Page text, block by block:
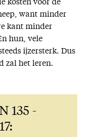
kosten voor de
want minder
kant minder
hun, vele
ijzersterk. Dus
zal het leren.
135 -